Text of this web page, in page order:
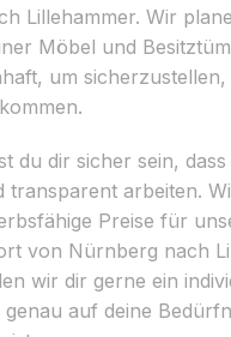
Lillehammer. Wir
Möbel und
um sicherzustellen,
du dir sicher sein,
transparent arbeiten.
Preise für
von Nürnberg nach
wir dir gerne ein
auf deine